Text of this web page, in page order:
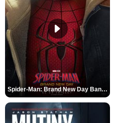
Spider-Man: Brand New Day Bande-annonce VO STFR